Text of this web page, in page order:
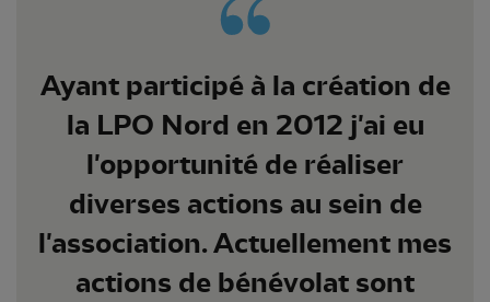
Ayant participé à la création de
la LPO Nord en 2012 j'ai eu
l'opportunité de réaliser
diverses actions au sein de
l'association. Actuellement mes
actions de bénévolat sont